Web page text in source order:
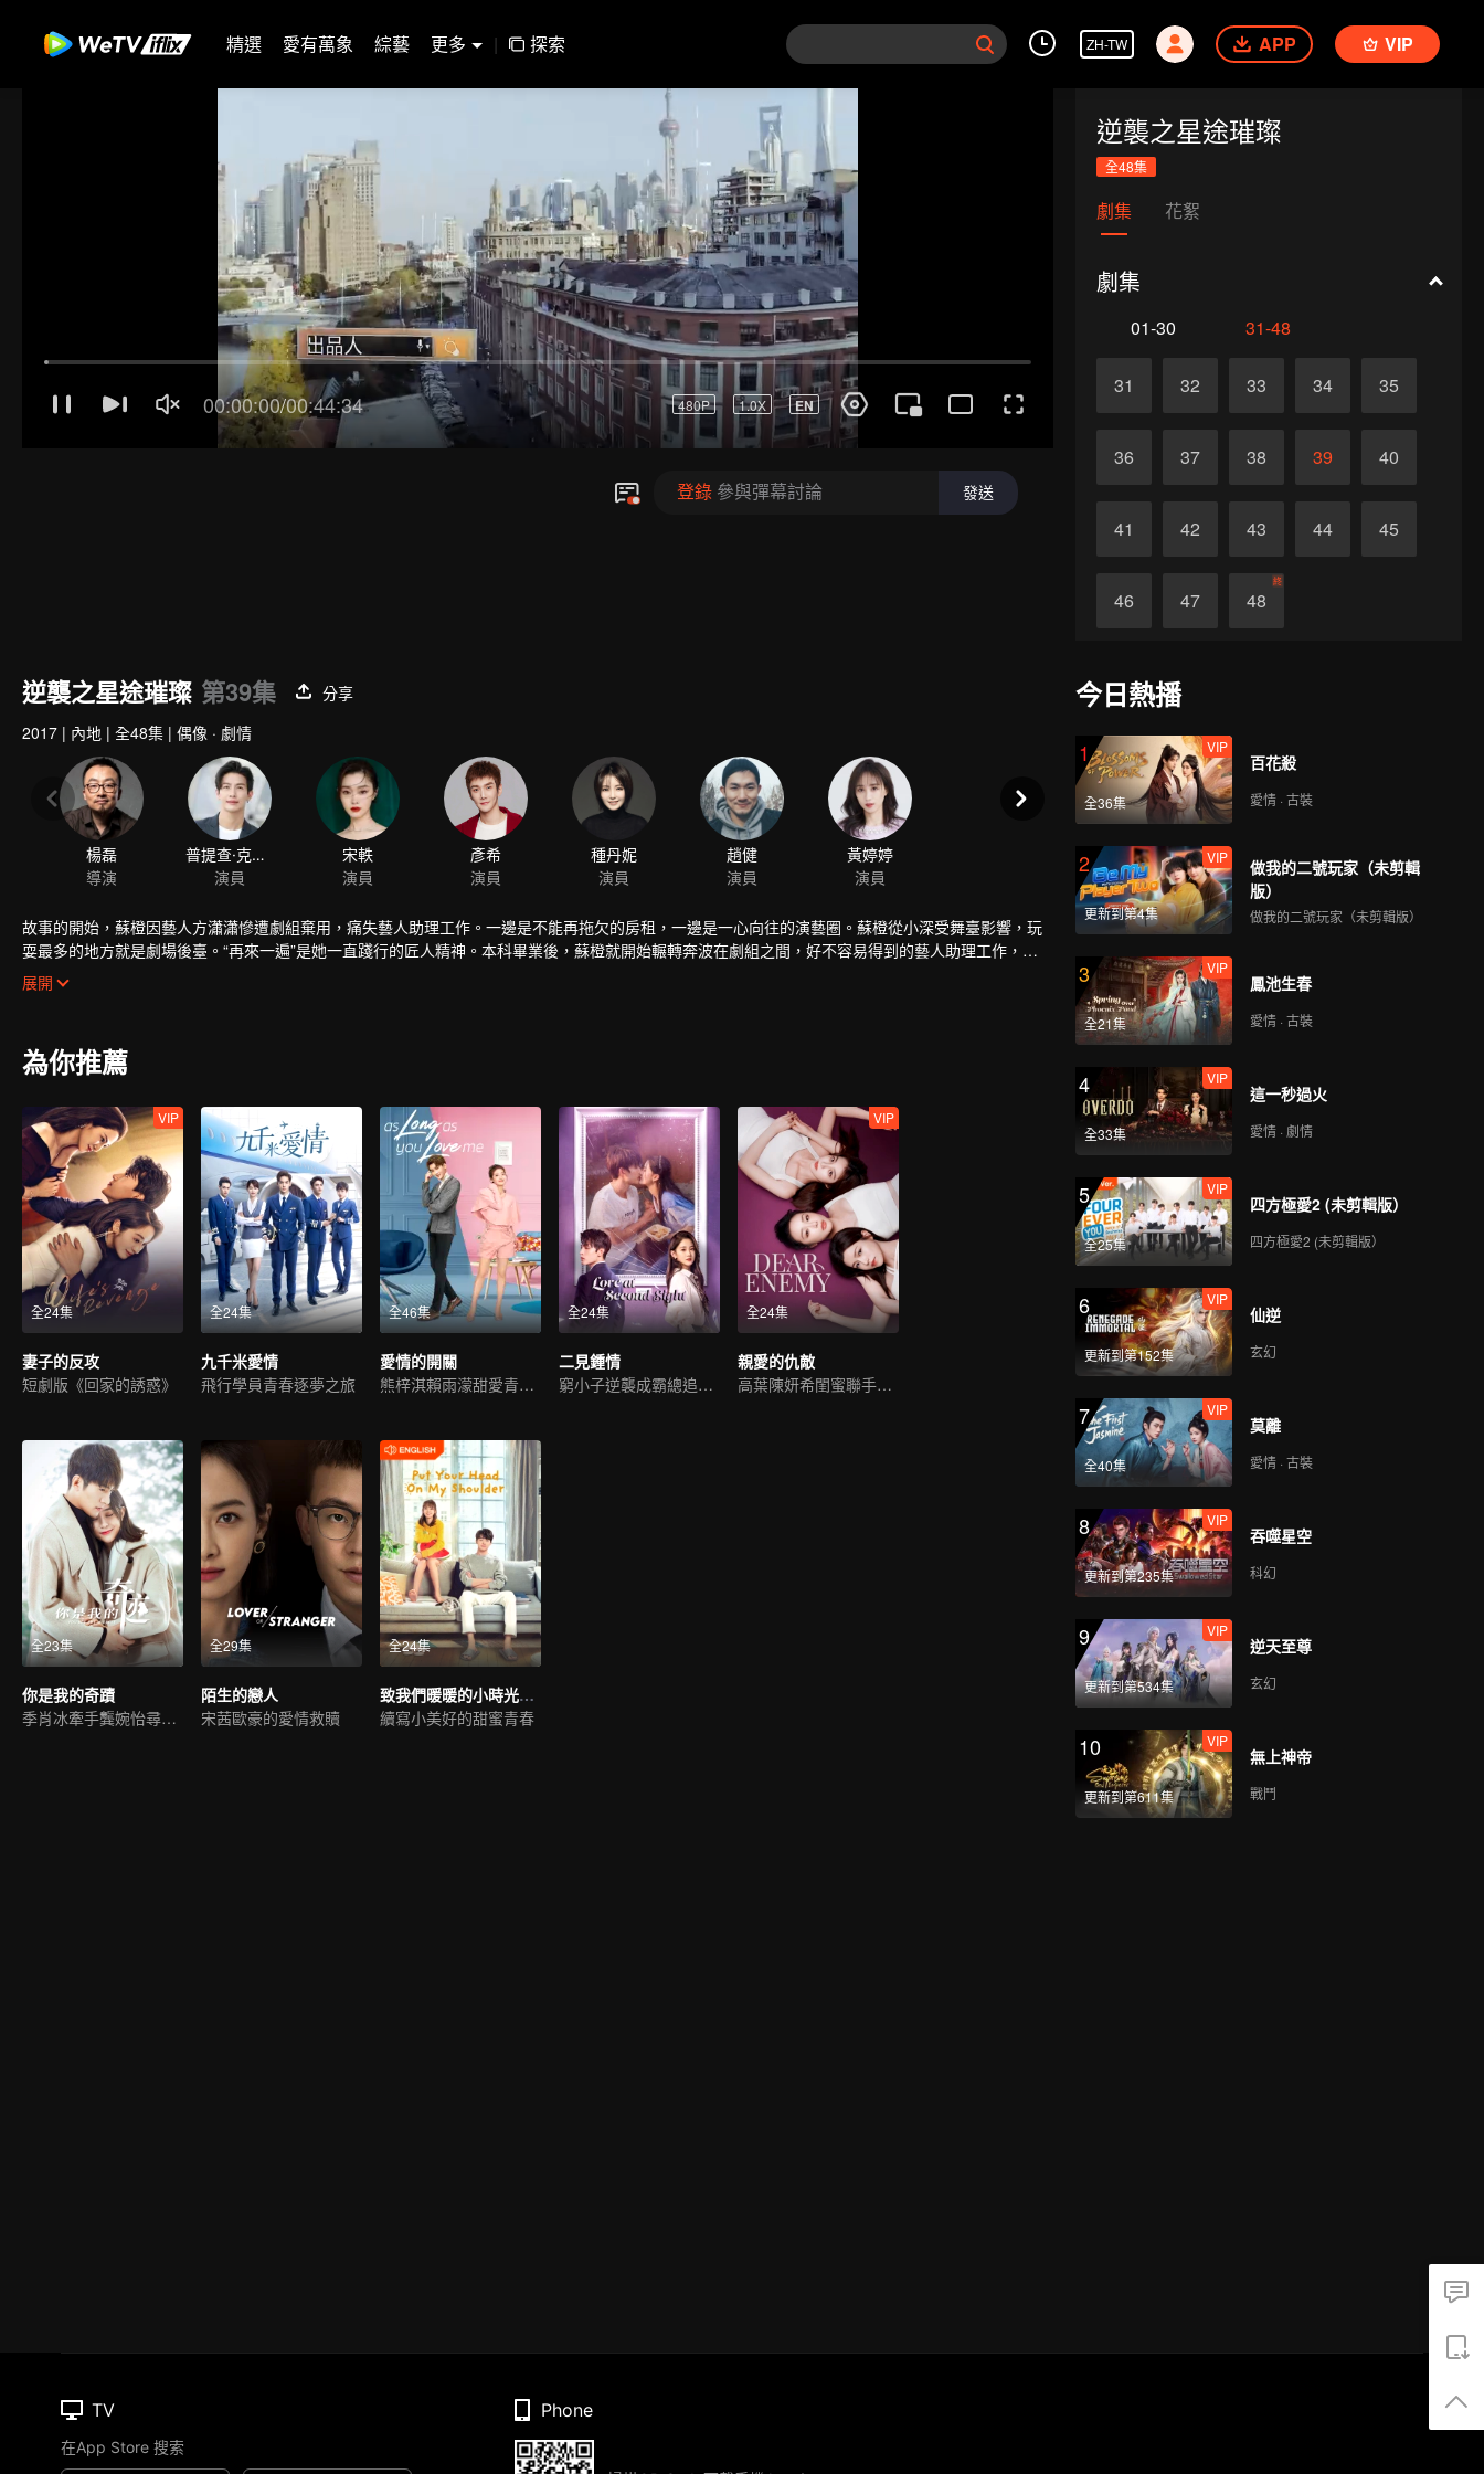
精選 愛有萬象 綜藝 更多 | 探索 ZH-TW APP VIP
00:00:01/00:44:34 480P 1.0X EN
登錄 參與彈幕討論 發送
逆襲之星途璀璨
全48集
劇集 花絮
劇集
01-30 31-48
31 32 33 34 35
36 37 38 39 40
41 42 43 44 45
46 47 48
終
逆襲之星途璀璨 第39集
分享
2017 | 內地 | 全48集 | 偶像 · 劇情
楊磊
導演
普提查·克瑟辛
演員
宋軼
演員
彥希
演員
種丹妮
演員
趙健
演員
黃婷婷
演員
故事的開始，蘇橙因藝人方瀟瀟慘遭劇組棄用，痛失藝人助理工作。一邊是不能再拖欠的房租，一邊是一心向往的演藝圈。蘇橙從小深受舞臺影響，玩
耍最多的地方就是劇場後臺。“再來一遍”是她一直踐行的匠人精神。本科畢業後，蘇橙就開始輾轉奔波在劇組之間，好不容易得到的藝人助理工作，還
有一次次的替身戲機會，蘇橙高興萬分，卻被段承軒的作弄而打消。一切從頭開始。還好得來了選秀機遇，不至於悽慘至極。然而，又和霸道總裁段承
軒相遇，好感係數一路降到最低，天生冤家說的就是這倆，可也歡喜着。當時兩人都不自知，只覺對方可惡。從蘇橙做藝人助理起步，到參加選秀並最
過的機遇，無論是冤家星娛傳媒CEO段承軒，還是冷言少語的國際知名造型師葉琛，亦或者超級偶像人氣男明星言楚非，蘇橙與他們或相遇或攜手共
事，或成爲對手，或成爲朋友，她經歷着這個鎂光燈下閃耀亮眼的娛樂圈的一切。最終，蘇橙靠着一步步的努力，實現從助理到最佳女主角的璀璨之
展開
為你推薦
全24集
VIP
妻子的反攻
短劇版《回家的誘惑》
全24集
九千米愛情
飛行學員青春逐夢之旅
全46集
愛情的開關
熊梓淇賴雨濛甜愛青梅竹馬
全24集
二見鍾情
窮小子逆襲成霸總追初戀
全24集
VIP
親愛的仇敵
高葉陳妍希閨蜜聯手復仇
全23集
你是我的奇蹟
季肖冰牽手龔婉怡尋愛緝凶
全29集
陌生的戀人
宋茜歐豪的愛情救贖
全24集
致我們暖暖的小時光（英語版）
續寫小美好的甜蜜青春
今日熱播
1
全36集
VIP
百花殺
愛情 · 古裝
2
更新到第4集
VIP
做我的二號玩家（未剪輯
版）
做我的二號玩家（未剪輯版）
3
全21集
VIP
鳳池生春
愛情 · 古裝
4
全33集
VIP
這一秒過火
愛情 · 劇情
5
全25集
VIP
四方極愛2 (未剪輯版）
四方極愛2 (未剪輯版）
6
更新到第152集
VIP
仙逆
玄幻
7
全40集
VIP
莫離
愛情 · 古裝
8
更新到第235集
VIP
吞噬星空
科幻
9
更新到第534集
VIP
逆天至尊
玄幻
10
更新到第611集
VIP
無上神帝
戰鬥
TV
在App Store 搜索
Phone